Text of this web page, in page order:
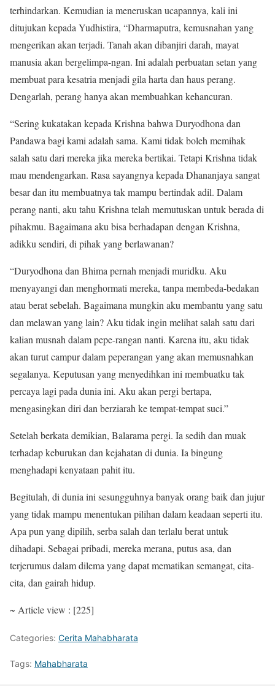
terhindarkan. Kemudian ia meneruskan ucapannya, kali ini
ditujukan kepada Yudhistira, “Dharma­putra, kemusnahan yang
mengerikan akan terjadi. Tanah akan dibanjiri darah, mayat
manusia akan bergelimpa-ngan. Ini adalah perbuatan setan yang
membuat para kesatria menjadi gila harta dan haus perang.
Dengarlah, perang hanya akan membuahkan kehancuran.
“Sering kukatakan kepada Krishna bahwa Duryodhona dan
Pandawa bagi kami adalah sama. Kami tidak boleh memihak
salah satu dari mereka jika mereka bertikai. Tetapi Krishna tidak
mau mendengarkan. Rasa sayangnya kepada Dhananjaya sangat
besar dan itu membuatnya tak mampu bertindak adil. Dalam
perang nanti, aku tahu Krishna telah memutuskan untuk berada di
pihakmu. Bagaimana aku bisa berhadapan dengan Krishna,
adikku sendiri, di pihak yang berlawanan?
“Duryodhona dan Bhima pernah menjadi muridku. Aku
menyayangi dan menghormati mereka, tanpa membeda-bedakan
atau berat sebelah. Bagaimana mungkin aku membantu yang satu
dan melawan yang lain? Aku tidak ingin melihat salah satu dari
kalian musnah dalam pepe-rangan nanti. Karena itu, aku tidak
akan turut campur dalam peperangan yang akan memusnahkan
segalanya. Keputusan yang menyedihkan ini membuatku tak
percaya lagi pada dunia ini. Aku akan pergi bertapa,
mengasingkan diri dan berziarah ke tempat-tempat suci.”
Setelah berkata demikian, Balarama pergi. Ia sedih dan muak
terhadap keburukan dan kejahatan di dunia. Ia bingung
menghadapi kenyataan pahit itu.
Begitulah, di dunia ini sesungguhnya banyak orang baik dan jujur
yang tidak mampu menentukan pilihan dalam keadaan seperti itu.
Apa pun yang dipilih, serba salah dan terlalu berat untuk
dihadapi. Sebagai pribadi, mereka merana, putus asa, dan
terjerumus dalam dilema yang dapat mematikan semangat, cita-
cita, dan gairah hidup.
~ Article view : [225]
Categories: Cerita Mahabharata
Tags: Mahabharata